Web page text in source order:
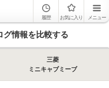
履歴 お気に入り メニュー
グ情報を比較する
三菱
ミニキャブミーブ